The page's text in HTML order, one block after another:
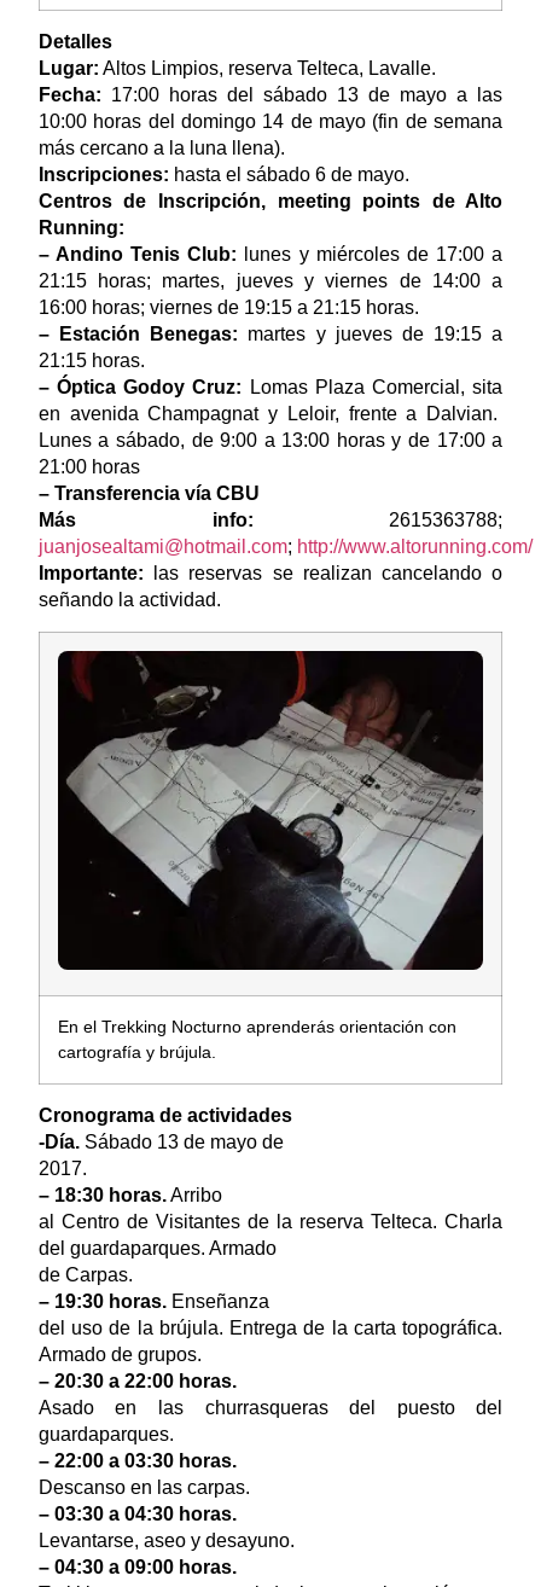
Detalles
Lugar: Altos Limpios, reserva Telteca, Lavalle.
Fecha: 17:00 horas del sábado 13 de mayo a las
10:00 horas del domingo 14 de mayo (fin de semana
más cercano a la luna llena).
Inscripciones: hasta el sábado 6 de mayo.
Centros de Inscripción, meeting points de Alto
Running:
– Andino Tenis Club:
lunes y miércoles de 17:00 a
21:15 horas; martes, jueves y viernes de 14:00 a
16:00 horas; viernes de 19:15 a 21:15 horas.
– Estación Benegas: martes y jueves de 19:15 a
21:15 horas.
– Óptica Godoy Cruz:
Lomas Plaza Comercial, sita
en avenida Champagnat y Leloir, frente a Dalvian.
Lunes a sábado, de 9:00 a 13:00 horas y de 17:00 a
21:00 horas
– Transferencia vía CBU
Más info: 2615363788;
juanjosealtami@hotmail.com; http://www.altorunning.com/
Importante: las reservas se realizan cancelando o
señando la actividad.
En el Trekking Nocturno aprenderás orientación con
cartografía y brújula.
Cronograma de actividades
-Día.Sábado 13 de mayo de
2017.
– 18:30 horas.Arribo
al Centro de Visitantes de la reserva Telteca. Charla
del guardaparques. Armado
de Carpas.
– 19:30 horas.Enseñanza
del uso de la brújula. Entrega de la carta topográfica.
Armado de grupos.
– 20:30 a 22:00 horas.
Asado en las churrasqueras del puesto del
guardaparques.
– 22:00 a 03:30 horas.
Descanso en las carpas.
– 03:30 a 04:30 horas.
Levantarse, aseo y desayuno.
– 04:30 a 09:00 horas.